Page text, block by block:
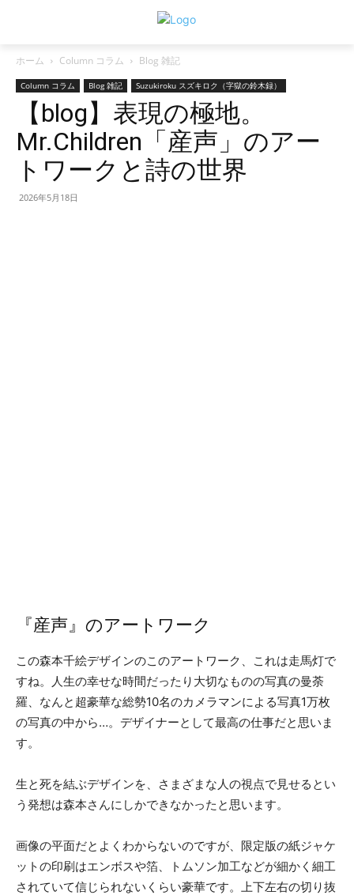
ホーム Column コラム Blog 雑記
Column コラム Blog 雑記 Suzukiroku スズキロク（字獄の鈴木録）
【blog】表現の極地。
Mr.Children「産声」のアー
トワークと詩の世界
2026年5月18日
『産声』のアートワーク
この森本千絵デザインのこのアートワーク、これは走馬灯で
すね。人生の幸せな時間だったり大切なものの写真の曼荼
羅、なんと超豪華な総勢10名のカメラマンによる写真1万枚
の写真の中から…。デザイナーとして最高の仕事だと思いま
す。
生と死を結ぶデザインを、さまざまな人の視点で見せるとい
う発想は森本さんにしかできなかったと思います。
画像の平面だとよくわからないのですが、限定版の紙ジャケ
ットの印刷はエンボスや箔、トムソン加工などが細かく細工
されていて信じられないくらい豪華です。上下左右の切り抜